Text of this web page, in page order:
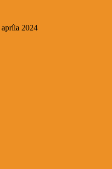
apríla 2024